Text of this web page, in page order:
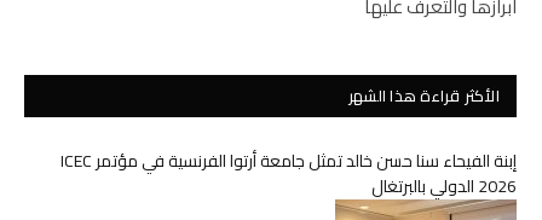
الأكثر قراءة هذا الشهر
إبنة الفيحاء سنا حسن خالد تمثل جامعة أرتوا الفرنسية في مؤتمر ICEC
2026 الدولي بالبرتغال